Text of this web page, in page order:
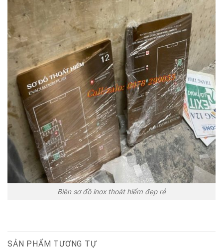
Biên sơ đồ inox thoát hiểm đẹp rẻ
SẢN PHẨM TƯƠNG TỰ